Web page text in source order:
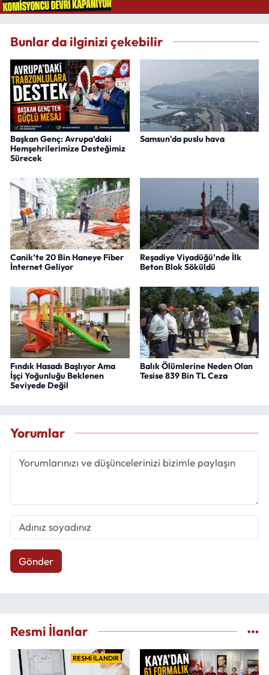
Bunlar da ilginizi çekebilir
Başkan Genç: Avrupa’daki
Hemşehrilerimize Desteğimiz
Sürecek
Samsun'da puslu hava
Canik’te 20 Bin Haneye Fiber
İnternet Geliyor
Reşadiye Viyadüğü’nde İlk
Beton Blok Söküldü
Fındık Hasadı Başlıyor Ama
İşçi Yoğunluğu Beklenen
Seviyede Değil
Balık Ölümlerine Neden Olan
Tesise 839 Bin TL Ceza
Yorumlar
Gönder
Resmi İlanlar
RESMİ İLANDIR